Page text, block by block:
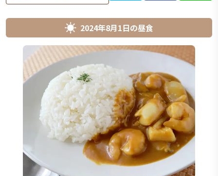
2024年8月1日の昼食